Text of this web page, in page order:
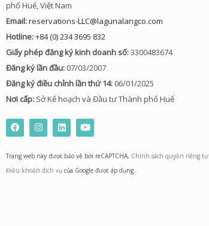
phố Huế, Việt Nam
Email:reservations-LLC@lagunalangco.com
Hotline:+84 (0) 234 3695 832
Giấy phép đăng ký kinh doanh số:3300483674
Đăng ký lần đầu: 07/03/2007
Đăng ký điều chỉnh lần thứ 14: 06/01/2025
Nơi cấp: Sở Kế hoạch và Đầu tư Thành phố Huế
F
a
c
b
o
o
I
n
s
a
g
r
L
i
n
e
d
i
Y
o
u
u
b
e
Trang web này được bảo vệ bởi reCAPTCHA, Chính sách quyền riêng tư
Điều khoản dịch vụ của Google được áp dụng.